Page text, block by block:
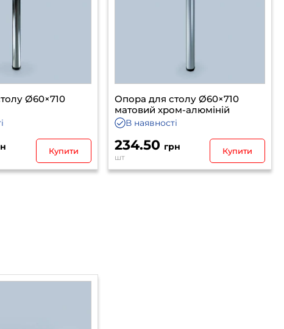
Ø60×710
Купити
Опора для столу Ø60×710
матовий хром-алюміній
В наявності
234.50 грн
шт
Купити